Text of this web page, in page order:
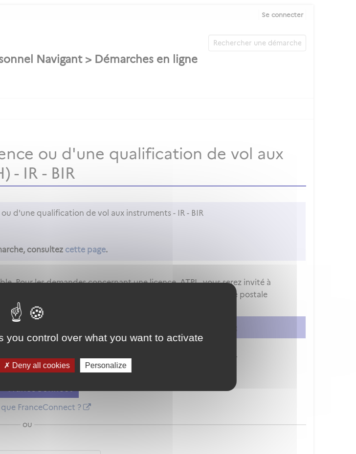
you control over what you want to activate
Deny all cookies Personalize
Se connecter
ou d'une qualification de vol aux
- IR - BIR
d'une qualification de vol aux instruments - IR - BIR
consultez cette page.
Pour les demandes concernant une licence ATPL,vous serez invité à
aura validé votre compte-rendu d'examen envoyé par voie postale
accès, vous devez vous créer un compte
sécuriser et simplifier la connexion à vos services en ligne.
FranceConnect ?
ou